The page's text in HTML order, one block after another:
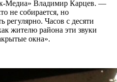
Медиа» Владимир Карцев. —
не собирается, но
регулярно. Часов с десяти
жителю района эти звуки
окна».